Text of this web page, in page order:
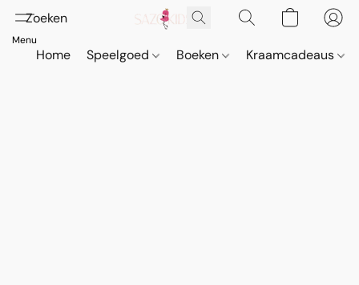
Home Speelgoed Boeken Kraamcadeaus